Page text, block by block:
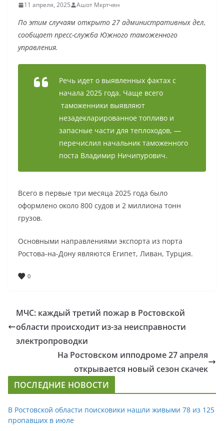
11 апреля, 2025 Ашот Мкртчян
По этим случаям открыто 27 административных дел,
сообщает пресс-служба Южного таможенного
управления.
Речь идет о выявленных фактах с
начала 2025 года. Чаще всего
таможенники выявляют
незадекларированное топливо и
запасные части для теплоходов, —
перечислил начальник таможенного
поста Владимир Ничипурович.
Всего в первые три месяца 2025 года было
оформлено около 800 судов и 2 миллиона тонн
грузов.
Основными направлениями экспорта из порта
Ростова-на-Дону являются Египет, Ливан, Турция.
0
МЧС: каждый третий пожар в Ростовской
области происходит из-за неисправности
электропроводки
На Ростовском ипподроме 27 апреля
открывается новый сезон скачек
ПОСЛЕДНИЕ НОВОСТИ
В Ростовской области поисковики нашли живыми 78 из 125
пропавших в июле